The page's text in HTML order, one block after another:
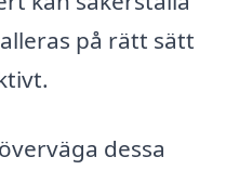
på rätt sätt
dessa